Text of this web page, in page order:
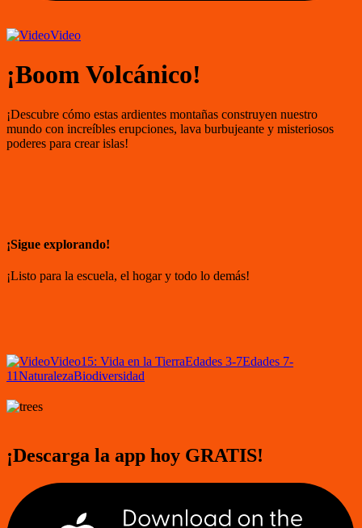
Video
¡Boom Volcánico!
¡Descubre cómo estas ardientes montañas construyen nuestro
mundo con increíbles erupciones, lava burbujeante y misteriosos
poderes para crear islas!
¡Sigue explorando!
¡Listo para la escuela, el hogar y todo lo demás!
Video15: Vida en la TierraEdades 3-7Edades 7-
11NaturalezaBiodiversidad
¡Descarga la app hoy GRATIS!